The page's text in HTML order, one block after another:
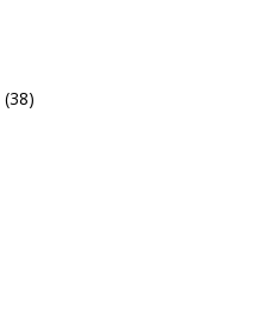
(38)